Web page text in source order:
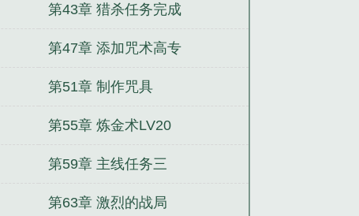
第43章 猎杀任务完成
第47章 添加咒术高专
第51章 制作咒具
第55章 炼金术LV20
第59章 主线任务三
第63章 激烈的战局